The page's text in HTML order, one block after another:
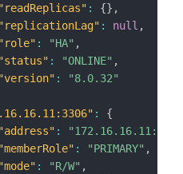
"readReplicas" : {} ,
"replicationLag" : null ,
"role" : "HA" ,
"status" : "ONLINE" ,
"version" :
"8.0.32"
:
{
"address" :
"memberRole" : "PRIMARY" ,
"mode" : "R/W" ,